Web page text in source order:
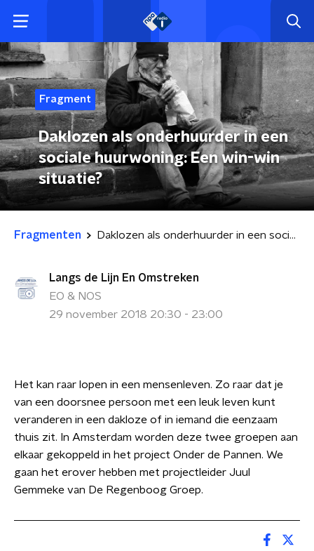
Fragment
Daklozen als onderhuurder in een
sociale huurwoning: Een win-win
situatie?
Fragmenten Daklozen als onderhuurder in een sociale huurwoning: Een win-win situatie?
Langs de Lijn En Omstreken
EO & NOS
29 november 2018 20:30 - 23:00
Het kan raar lopen in een mensenleven. Zo raar dat je
van een doorsnee persoon met een leuk leven kunt
veranderen in een dakloze of in iemand die eenzaam
thuis zit. In Amsterdam worden deze twee groepen aan
elkaar gekoppeld in het project Onder de Pannen. We
gaan het erover hebben met projectleider Juul
Gemmeke van De Regenboog Groep.